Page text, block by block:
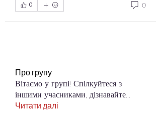
0 0
Про групу
Вітаємо у групі! Спілкуйтеся з
іншими учасниками, дізнавайте...
Читати далі